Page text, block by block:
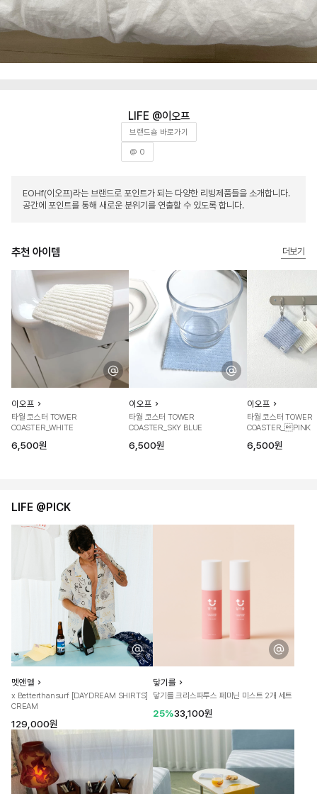
이오프
브랜드숍 바로가기
@ 0
EOHf(이오프)라는 브랜드로 포인트가 되는 다양한 리빙제품들을 소개합니다.
공간에 포인트를 통해 새로운 분위기를 연출할 수 있도록 합니다.
추천 아이템 더보기
이오프
타월 코스터 TOWER
COASTER_WHITE
6,500원
이오프
타월 코스터 TOWER
COASTER_SKY BLUE
6,500원
이오프
타월 코스터 TOWER
COASTER_PINK
6,500원
LIFE @PICK
멧앤멜
x Betterthansurf [DAYDREAM SHIRTS]
CREAM
129,000원
닿기를
닿기를 크리스파투스 페미닌 미스트 2개 세트
25%33,100원